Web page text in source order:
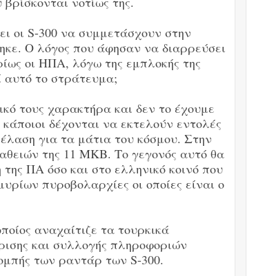
οι S-300 να συμμετάσχουν στην
Ο λόγος που άφησαν να διαρρεύσει
οι ΗΠΑ, λόγω της εμπλοκής της
αυτό το στράτευμα;
τους χαρακτήρα και δεν το έχουμε
δέχονται να εκτελούν εντολές
για τα μάτια του κόσμου. Στην
της 11 ΜΚΒ. Το γεγονός αυτό θα
ΠΑ όσο και στο ελληνικό κοινό που
πυροβολαρχίες οι οποίες είναι ο
αναχαίτιζε τα τουρκικά
και συλλογής πληροφοριών
των ραντάρ των S-300.